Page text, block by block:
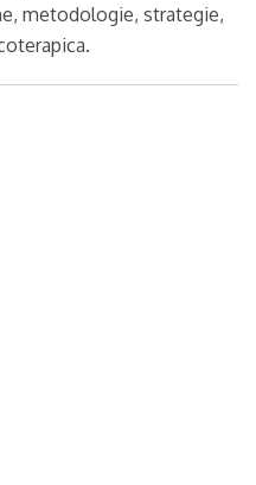
metodologie, strategie,